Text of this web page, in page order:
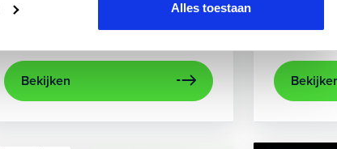
Alles toestaan
Kopen
Bekijken
36.895,-